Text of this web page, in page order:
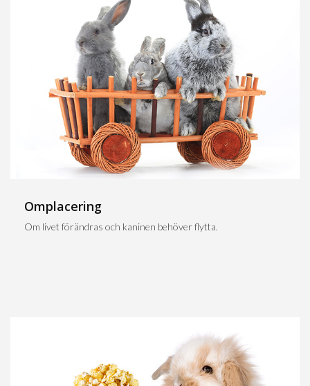
Omplacering
Om livet förändras och kaninen behöver flytta.